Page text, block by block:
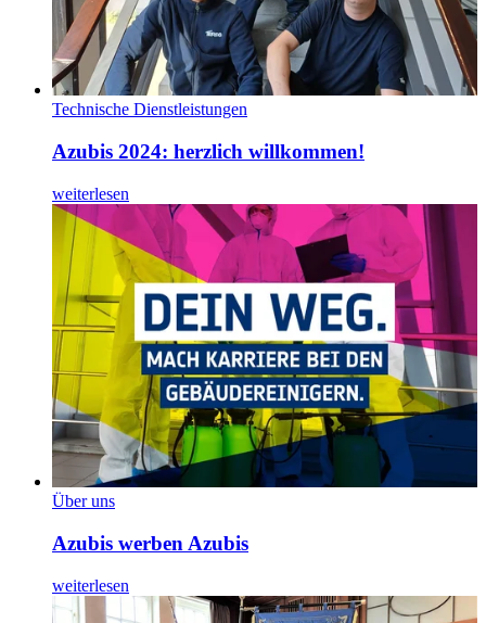
Technische Dienstleistungen
Azubis 2024: herzlich willkommen!
weiterlesen
Über uns
Azubis werben Azubis
weiterlesen